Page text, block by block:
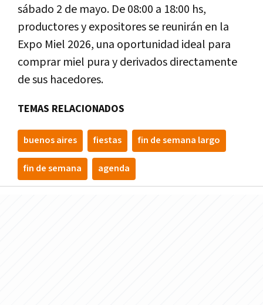
sábado 2 de mayo. De 08:00 a 18:00 hs,
productores y expositores se reunirán en la
Expo Miel 2026, una oportunidad ideal para
comprar miel pura y derivados directamente
de sus hacedores.
TEMAS RELACIONADOS
buenos aires fiestas fin de semana largo
fin de semana agenda